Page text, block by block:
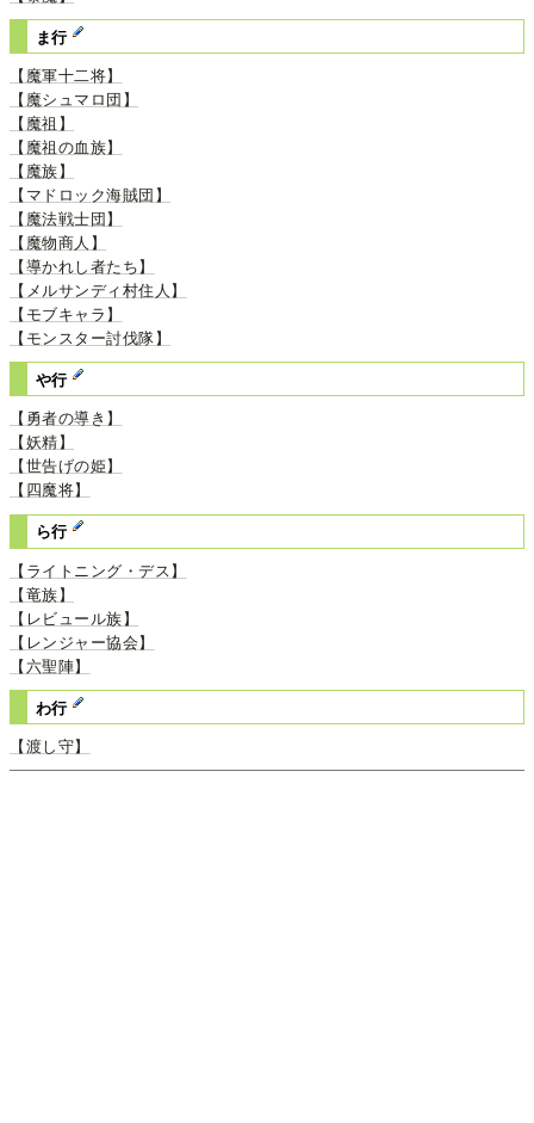
ま行
【魔軍十二将】
【魔シュマロ団】
【魔祖】
【魔祖の血族】
【魔族】
【マドロック海賊団】
【魔法戦士団】
【魔物商人】
【導かれし者たち】
【メルサンディ村住人】
【モブキャラ】
【モンスター討伐隊】
や行
【勇者の導き】
【妖精】
【世告げの姫】
【四魔将】
ら行
【ライトニング・デス】
【竜族】
【レビュール族】
【レンジャー協会】
【六聖陣】
わ行
【渡し守】